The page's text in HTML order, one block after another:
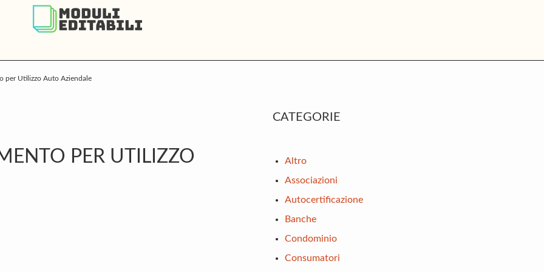
per Utilizzo Auto Aziendale
PER UTILIZZO
Primary
CATEGORIE
Altro
Associazioni
Autocertificazione
Banche
Condominio
Consumatori